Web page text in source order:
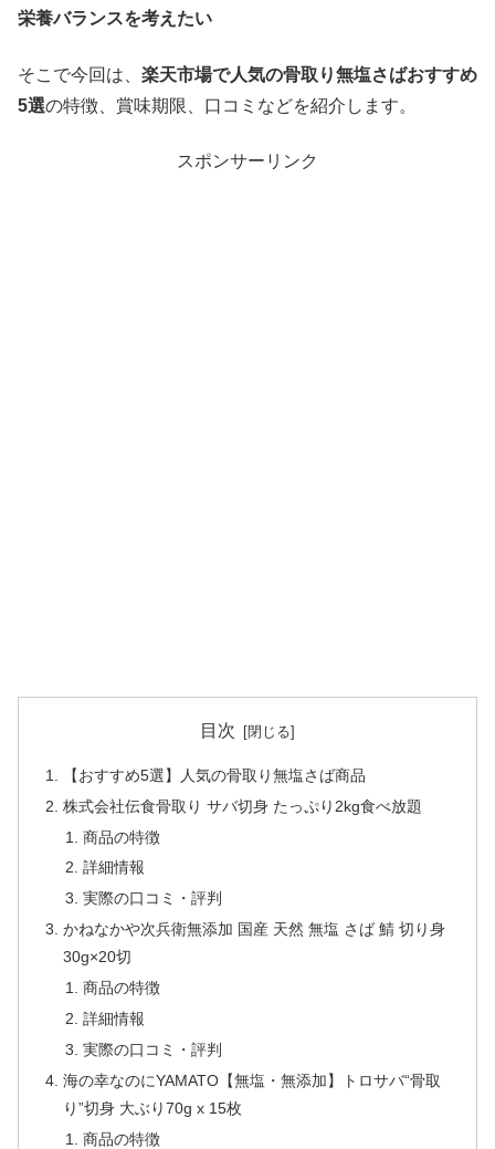
栄養バランスを考えたい
そこで今回は、 楽天市場で人気の骨取り無塩さばおすすめ
5選の特徴、賞味期限、口コミなどを紹介します。
スポンサーリンク
目次
【おすすめ5選】人気の骨取り無塩さば商品
株式会社伝食骨取り サバ切身 たっぷり2kg食べ放題
商品の特徴
詳細情報
実際の口コミ・評判
かねなかや次兵衛無添加 国産 天然 無塩 さば 鯖 切り身
30g×20切
商品の特徴
詳細情報
実際の口コミ・評判
海の幸なのにYAMATO【無塩・無添加】トロサバ“骨取
り”切身 大ぶり70g x 15枚
商品の特徴